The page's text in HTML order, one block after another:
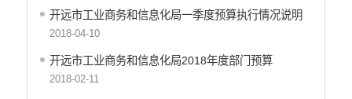
开远市供销合作社联合社
开远市地震局
开远市检验检测所
开远市工业商务和信息化局一季度预算执行情况说明
2018-04-10
开远市工业商务和信息化局2018年度部门预算
2018-02-11